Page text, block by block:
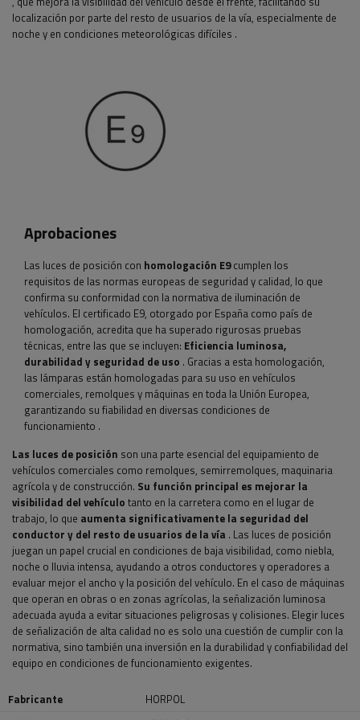
localización por parte del resto de usuarios de la vía, especialmente de
noche y en condiciones meteorológicas difíciles .
Aprobaciones
Las luces de posición con homologación E9 cumplen los
requisitos de las normas europeas de seguridad y calidad, lo que
confirma su conformidad con la normativa de iluminación de
vehículos. El certificado E9, otorgado por España como país de
homologación, acredita que ha superado rigurosas pruebas
técnicas, entre las que se incluyen: Eficiencia luminosa,
durabilidad y seguridad de uso . Gracias a esta homologación,
las lámparas están homologadas para su uso en vehículos
comerciales, remolques y máquinas en toda la Unión Europea,
garantizando su fiabilidad en diversas condiciones de
funcionamiento .
Las luces de posición son una parte esencial del equipamiento de
vehículos comerciales como remolques, semirremolques, maquinaria
agrícola y de construcción. Su función principal es mejorar la
visibilidad del vehículo tanto en la carretera como en el lugar de
trabajo, lo que aumenta significativamente la seguridad del
conductor y del resto de usuarios de la vía . Las luces de posición
juegan un papel crucial en condiciones de baja visibilidad, como niebla,
noche o lluvia intensa, ayudando a otros conductores y operadores a
evaluar mejor el ancho y la posición del vehículo. En el caso de máquinas
que operan en obras o en zonas agrícolas, la señalización luminosa
adecuada ayuda a evitar situaciones peligrosas y colisiones. Elegir luces
de señalización de alta calidad no es solo una cuestión de cumplir con la
normativa, sino también una inversión en la durabilidad y confiabilidad del
equipo en condiciones de funcionamiento exigentes.
Fabricante
HORPOL